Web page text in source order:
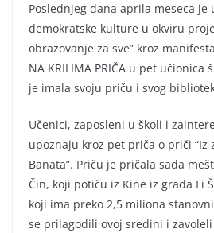
Poslednjeg dana aprila meseca je
demokratske kulture u okviru
obrazovanje za sve” kroz
NA KRILIMA PRIČA u pet učionica
je imala svoju priču i svog
Učenici, zaposleni u školi i
upoznaju kroz pet priča o priči “Iz
Banata”. Priču je pričala sada
Čin, koji potiču iz Kine iz grada Li
koji ima preko 2,5 miliona
se prilagodili ovoj sredini i zavoleli